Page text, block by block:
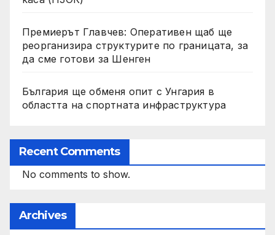
Премиерът Главчев: Оперативен щаб ще
реорганизира структурите по границата, за
да сме готови за Шенген
България ще обменя опит с Унгария в
областта на спортната инфраструктура
Recent Comments
No comments to show.
Archives